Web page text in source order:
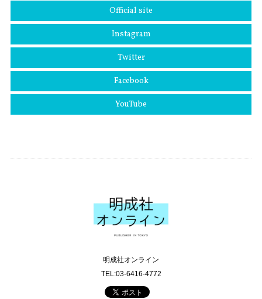
Official site
Instagram
Twitter
Facebook
YouTube
明成社オンライン
TEL:03-6416-4772